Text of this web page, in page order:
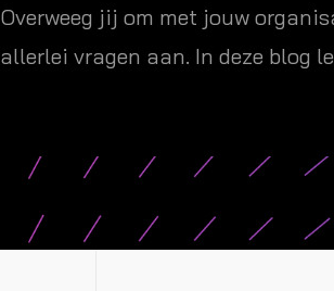
Overweeg jij om met jouw
allerlei vragen aan. In deze blog